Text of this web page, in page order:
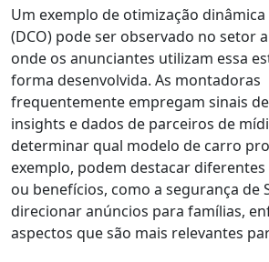
Um exemplo de otimização
(DCO) pode ser observado no setor
onde os anunciantes utilizam essa
forma desenvolvida. As montadoras
frequentemente empregam sinais
insights e dados de parceiros de
determinar qual modelo de carro
exemplo, podem destacar
ou benefícios, como a segurança de
direcionar anúncios para famílias,
aspectos que são mais relevantes